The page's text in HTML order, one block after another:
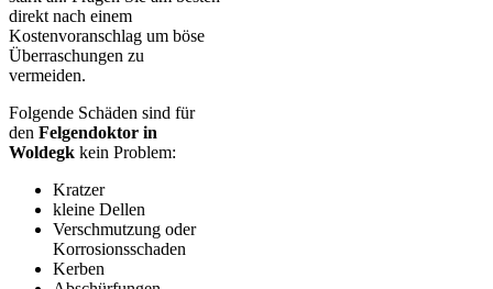
direkt nach einem
Kostenvoranschlag um böse
Überraschungen zu
vermeiden.
Folgende Schäden sind für
den Felgendoktor in
Woldegk kein Problem:
Kratzer
kleine Dellen
Verschmutzung oder
Korrosionsschaden
Kerben